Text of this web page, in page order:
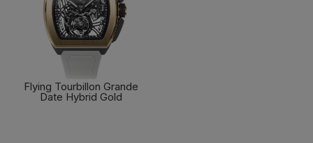
Flying Tourbillon Grande
Date Hybrid Gold